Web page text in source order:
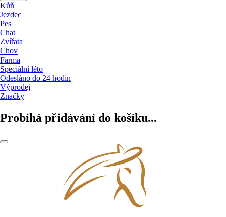
Kůň
Jezdec
Pes
Chat
Zvířata
Chov
Farma
Speciální léto
Odesláno do 24 hodin
Výprodej
Značky
Probíhá přidávání do košíku...